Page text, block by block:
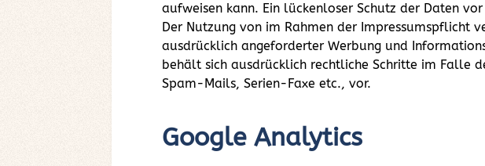
aufweisen kann. Ein lückenloser Schutz der Daten
Der Nutzung von im Rahmen der Impressumspflicht
ausdrücklich angeforderter Werbung und
behält sich ausdrücklich rechtliche Schritte im Falle
Spam-Mails, Serien-Faxe etc., vor.
Google Analytics